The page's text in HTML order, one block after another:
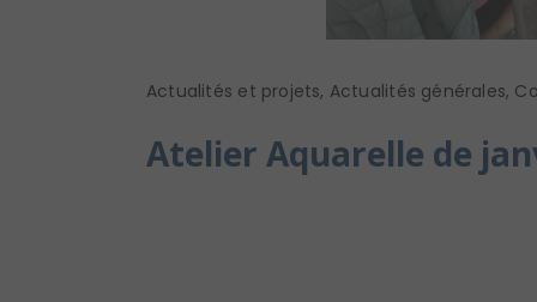
Actualités et projets, Actualités générales,
Atelier Aquarelle de